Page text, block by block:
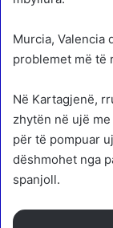
Murcia, Valencia
problemet më të
Në Kartagjenë,
zhytën në ujë
për të pompuar
dëshmohet nga
spanjoll.